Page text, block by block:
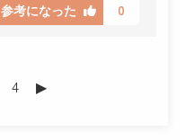
参考になった 0
4 ▶︎